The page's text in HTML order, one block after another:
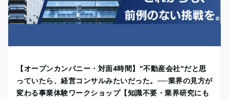
【オープンカンパニー・対面4時間】"不動産会社"だと思
っていたら、経営コンサルみたいだった。──業界の見方が
変わる事業体験ワークショップ【知識不要・業界研究にも